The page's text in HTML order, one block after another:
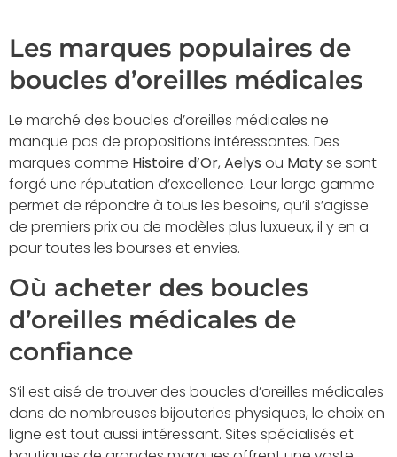
Les marques populaires de
boucles d’oreilles médicales
Le marché des boucles d’oreilles médicales ne
manque pas de propositions intéressantes. Des
marques comme Histoire d’Or, Aelys ou Matyse sont
forgé une réputation d’excellence. Leur large gamme
permet de répondre à tous les besoins, qu’il s’agisse
de premiers prix ou de modèles plus luxueux, il y en a
pour toutes les bourses et envies.
Où acheter des boucles
d’oreilles médicales de
confiance
S’il est aisé de trouver des boucles d’oreilles médicales
dans de nombreuses bijouteries physiques, le choix en
ligne est tout aussi intéressant. Sites spécialisés et